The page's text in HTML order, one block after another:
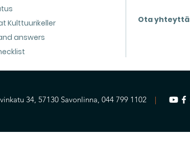
Kulttuurikeller
answers
Ota yhteyttä
34, 57130 Savonlinna, 044 799 1102 |